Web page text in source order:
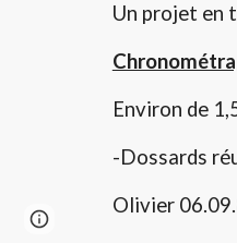
Un projet en
Environ de
-Dossards
Olivier